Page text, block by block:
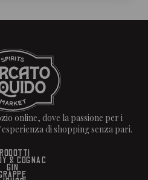
online, dove la passione per i
di shopping senza pari.
& COGNAC
GIN